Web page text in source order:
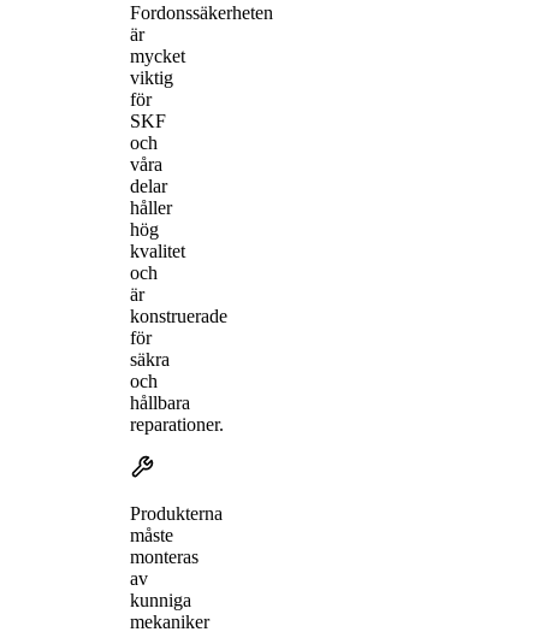
Fordonssäkerheten
är
mycket
viktig
för
SKF
och
våra
delar
håller
hög
kvalitet
och
är
konstruerade
för
säkra
och
hållbara
reparationer.
Produkterna
måste
monteras
av
kunniga
mekaniker